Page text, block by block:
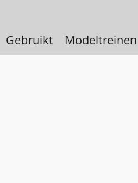
Gebruikt Modeltreinen